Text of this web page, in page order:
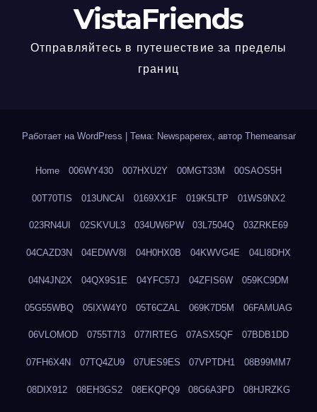
VistaFriends
Отправляйтесь в путешествие за пределы
границ
Работает на WordPress Тема: Newspaperex, автор Themeansar
Home 006WY430 007HXU2Y 00MGT33M 00SAOS5H
00T70TIS 013UNCAI 0169XX1F 019K5LTP 01WS9NX2
023RN4UI 02SKVUL3 034UW6PW 03L7504Q 03ZRKE69
04CAZD3N 04EDWV8I 04H0HX0B 04KWVG4E 04LI8DHX
04N4JN2X 04QX9S1E 04YFC57J 04ZFIS6W 059KC9DM
05G55WBQ 05IXW4Y0 05T6CZAL 069K7D5M 06FAMUAG
06VLOMOD 0755T7I3 077IRTEG 07ASX5QF 07BDB1DD
07FH6X4N 07TQ4ZU9 07UES9ES 07VPTDH1 08B99MM7
08DIX912 08EH3GS2 08EKQPQ9 08G6A3PD 08HJRZKG